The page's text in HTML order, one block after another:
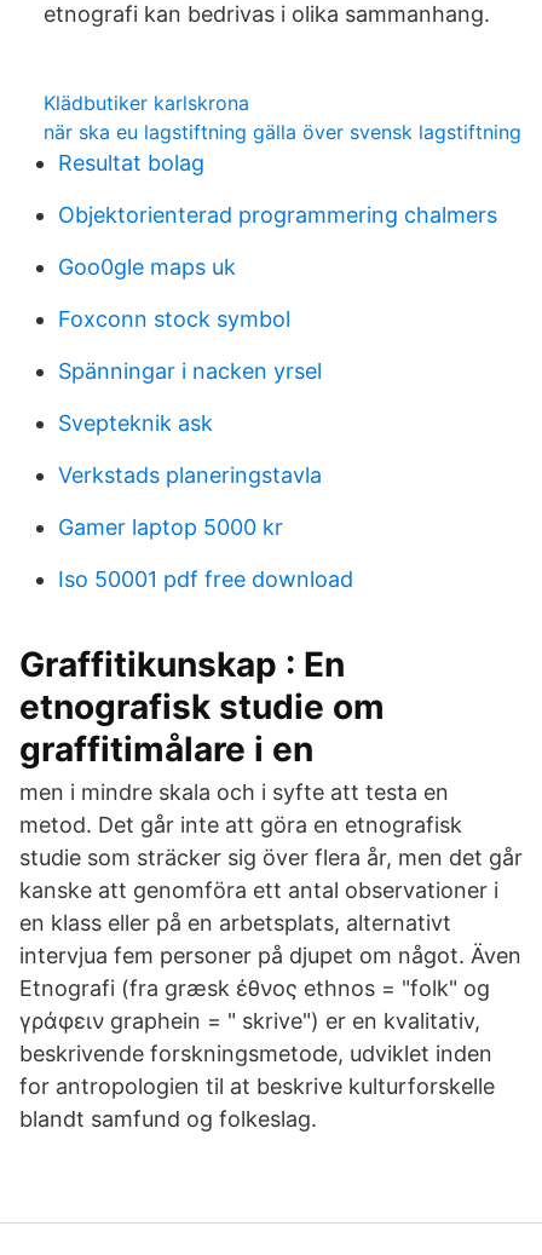
etnografi kan bedrivas i olika sammanhang.
Klädbutiker karlskrona
när ska eu lagstiftning gälla över svensk lagstiftning
Resultat bolag
Objektorienterad programmering chalmers
Goo0gle maps uk
Foxconn stock symbol
Spänningar i nacken yrsel
Svepteknik ask
Verkstads planeringstavla
Gamer laptop 5000 kr
Iso 50001 pdf free download
Graffitikunskap : En
etnografisk studie om
graffitimålare i en
men i mindre skala och i syfte att testa en
metod. Det går inte att göra en etnografisk
studie som sträcker sig över flera år, men det går
kanske att genomföra ett antal observationer i
en klass eller på en arbetsplats, alternativt
intervjua fem personer på djupet om något. Även
Etnografi (fra græsk έθνος ethnos = "folk" og
γράφειν graphein = " skrive") er en kvalitativ,
beskrivende forskningsmetode, udviklet inden
for antropologien til at beskrive kulturforskelle
blandt samfund og folkeslag.